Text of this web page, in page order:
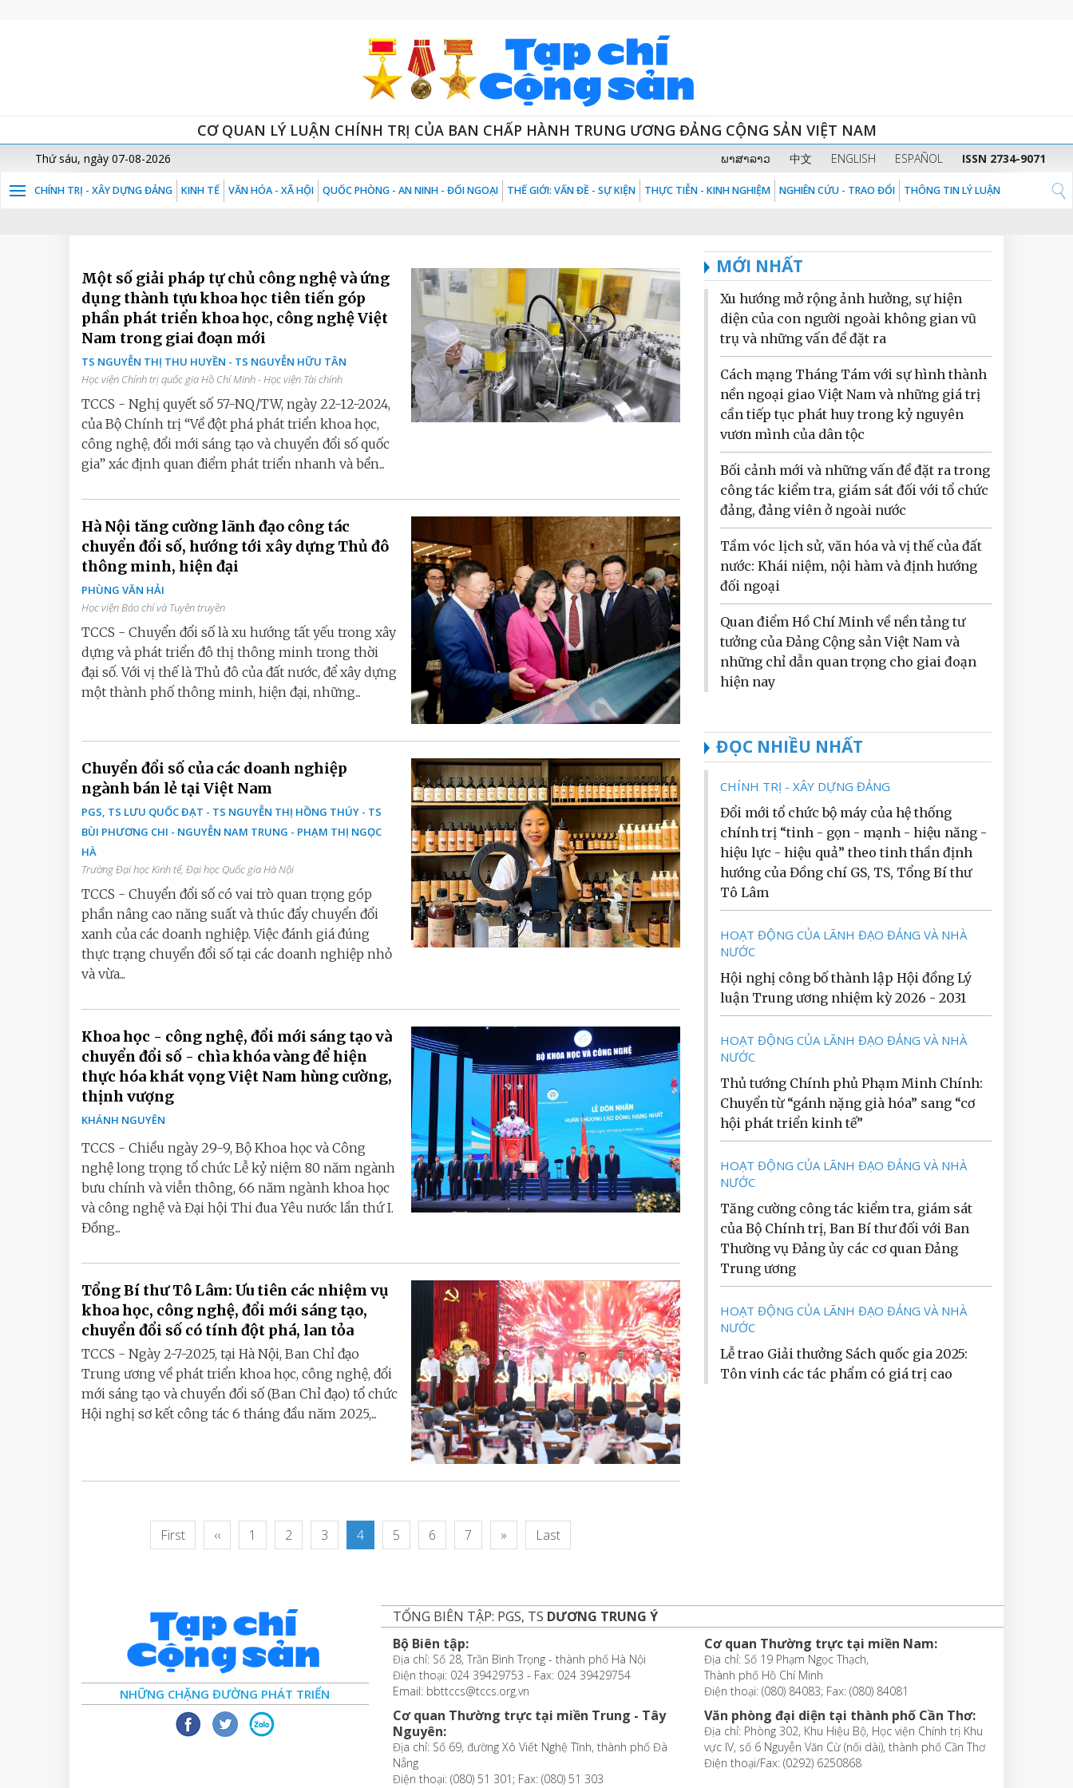
CƠ QUAN LÝ LUẬN CHÍNH TRỊ CỦA BAN CHẤP HÀNH TRUNG ƯƠNG ĐẢNG CỘNG SẢN VIỆT NAM
Thứ sáu, ngày 07-08-2026 ພາສາລາວ 中文 ENGLISH ESPAÑOL ISSN 2734-9071
CHÍNH TRỊ - XÂY DỰNG ĐẢNG KINH TẾ VĂN HÓA - XÃ HỘI QUỐC PHÒNG - AN NINH - ĐỐI NGOẠI THẾ GIỚI: VẤN ĐỀ - SỰ KIỆN THỰC TIỄN - KINH NGHIỆM NGHIÊN CỨU - TRAO ĐỔI THÔNG TIN LÝ LUẬN
Một số giải pháp tự chủ công nghệ và ứng
dụng thành tựu khoa học tiên tiến góp
phần phát triển khoa học, công nghệ Việt
Nam trong giai đoạn mới
TS NGUYỄN THỊ THU HUYỀN - TS NGUYỄN HỮU TÂN
Học viện Chính trị quốc gia Hồ Chí Minh - Học viện Tài chính
TCCS - Nghị quyết số 57-NQ/TW, ngày 22-12-2024,
của Bộ Chính trị “Về đột phá phát triển khoa học,
công nghệ, đổi mới sáng tạo và chuyển đổi số quốc
gia” xác định quan điểm phát triển nhanh và bền...
Hà Nội tăng cường lãnh đạo công tác
chuyển đổi số, hướng tới xây dựng Thủ đô
thông minh, hiện đại
PHÙNG VĂN HẢI
Học viện Báo chí và Tuyên truyền
TCCS - Chuyển đổi số là xu hướng tất yếu trong xây
dựng và phát triển đô thị thông minh trong thời
đại số. Với vị thế là Thủ đô của đất nước, để xây dựng
một thành phố thông minh, hiện đại, những...
Chuyển đổi số của các doanh nghiệp
ngành bán lẻ tại Việt Nam
PGS, TS LƯU QUỐC ĐẠT - TS NGUYỄN THỊ HỒNG THÚY - TS
BÙI PHƯƠNG CHI - NGUYỄN NAM TRUNG - PHẠM THỊ NGỌC
HÀ
Trường Đại học Kinh tế, Đại học Quốc gia Hà Nội
TCCS - Chuyển đổi số có vai trò quan trọng góp
phần nâng cao năng suất và thúc đẩy chuyển đổi
xanh của các doanh nghiệp. Việc đánh giá đúng
thực trạng chuyển đổi số tại các doanh nghiệp nhỏ
và vừa...
Khoa học - công nghệ, đổi mới sáng tạo và
chuyển đổi số - chìa khóa vàng để hiện
thực hóa khát vọng Việt Nam hùng cường,
thịnh vượng
KHÁNH NGUYÊN
TCCS - Chiều ngày 29-9, Bộ Khoa học và Công
nghệ long trọng tổ chức Lễ kỷ niệm 80 năm ngành
bưu chính và viễn thông, 66 năm ngành khoa học
và công nghệ và Đại hội Thi đua Yêu nước lần thứ I.
Đồng...
Tổng Bí thư Tô Lâm: Ưu tiên các nhiệm vụ
khoa học, công nghệ, đổi mới sáng tạo,
chuyển đổi số có tính đột phá, lan tỏa
TCCS - Ngày 2-7-2025, tại Hà Nội, Ban Chỉ đạo
Trung ương về phát triển khoa học, công nghệ, đổi
mới sáng tạo và chuyển đổi số (Ban Chỉ đạo) tổ chức
Hội nghị sơ kết công tác 6 tháng đầu năm 2025,...
First ‹‹ 1 2 3 4 5 6 7 » Last
MỚI NHẤT
Xu hướng mở rộng ảnh hưởng, sự hiện
diện của con người ngoài không gian vũ
trụ và những vấn đề đặt ra
Cách mạng Tháng Tám với sự hình thành
nền ngoại giao Việt Nam và những giá trị
cần tiếp tục phát huy trong kỷ nguyên
vươn mình của dân tộc
Bối cảnh mới và những vấn đề đặt ra trong
công tác kiểm tra, giám sát đối với tổ chức
đảng, đảng viên ở ngoài nước
Tầm vóc lịch sử, văn hóa và vị thế của đất
nước: Khái niệm, nội hàm và định hướng
đối ngoại
Quan điểm Hồ Chí Minh về nền tảng tư
tưởng của Đảng Cộng sản Việt Nam và
những chỉ dẫn quan trọng cho giai đoạn
hiện nay
ĐỌC NHIỀU NHẤT
CHÍNH TRỊ - XÂY DỰNG ĐẢNG
Đổi mới tổ chức bộ máy của hệ thống
chính trị “tinh - gọn - mạnh - hiệu năng -
hiệu lực - hiệu quả” theo tinh thần định
hướng của Đồng chí GS, TS, Tổng Bí thư
Tô Lâm
HOẠT ĐỘNG CỦA LÃNH ĐẠO ĐẢNG VÀ NHÀ
NƯỚC
Hội nghị công bố thành lập Hội đồng Lý
luận Trung ương nhiệm kỳ 2026 - 2031
HOẠT ĐỘNG CỦA LÃNH ĐẠO ĐẢNG VÀ NHÀ
NƯỚC
Thủ tướng Chính phủ Phạm Minh Chính:
Chuyển từ “gánh nặng già hóa” sang “cơ
hội phát triển kinh tế”
HOẠT ĐỘNG CỦA LÃNH ĐẠO ĐẢNG VÀ NHÀ
NƯỚC
Tăng cường công tác kiểm tra, giám sát
của Bộ Chính trị, Ban Bí thư đối với Ban
Thường vụ Đảng ủy các cơ quan Đảng
Trung ương
HOẠT ĐỘNG CỦA LÃNH ĐẠO ĐẢNG VÀ NHÀ
NƯỚC
Lễ trao Giải thưởng Sách quốc gia 2025:
Tôn vinh các tác phẩm có giá trị cao
NHỮNG CHẶNG ĐƯỜNG PHÁT TRIỂN
TỔNG BIÊN TẬP: PGS, TS DƯƠNG TRUNG Ý
Bộ Biên tập:
Địa chỉ: Số 28, Trần Bình Trọng - thành phố Hà Nội
Điện thoại: 024 39429753 - Fax: 024 39429754
Email: bbttccs@tccs.org.vn
Cơ quan Thường trực tại miền Trung - Tây
Nguyên:
Địa chỉ: Số 69, đường Xô Viết Nghệ Tĩnh, thành phố Đà
Nẵng
Điện thoại: (080) 51 301; Fax: (080) 51 303
Cơ quan Thường trực tại miền Nam:
Địa chỉ: Số 19 Phạm Ngọc Thạch,
Thành phố Hồ Chí Minh
Điện thoại: (080) 84083; Fax: (080) 84081
Văn phòng đại diện tại thành phố Cần Thơ:
Địa chỉ: Phòng 302, Khu Hiệu Bộ, Học viện Chính trị Khu
vực IV, số 6 Nguyễn Văn Cừ (nối dài), thành phố Cần Thơ
Điện thoại/Fax: (0292) 6250868